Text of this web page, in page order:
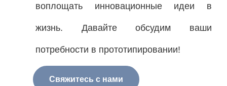
воплощать инновационные идеи в
жизнь. Давайте обсудим ваши
потребности в прототипировании!
Свяжитесь с нами